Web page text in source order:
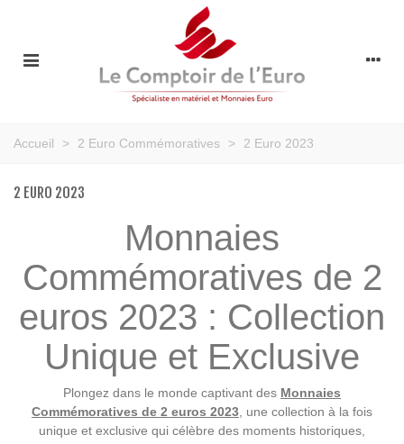
Accueil > 2 Euro Commémoratives > 2 Euro 2023
2 EURO 2023
Monnaies
Commémoratives de 2
euros 2023 : Collection
Unique et Exclusive
Plongez dans le monde captivant des Monnaies
Commémoratives de 2 euros 2023 , une collection à la fois
unique et exclusive qui célèbre des moments historiques,